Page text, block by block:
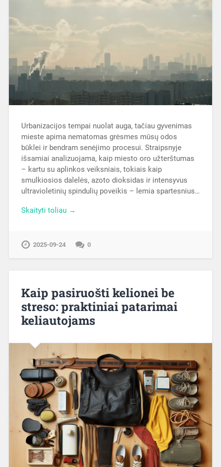
Urbanizacijos tempai nuolat auga, tačiau gyvenimas
mieste apima nematomas grėsmes mūsų odos
būklei ir bendram senėjimo procesui. Straipsnyje
išsamiai analizuojama, kaip miesto oro užterštumas
– kartu su aplinkos veiksniais, tokiais kaip
smulkiosios dalelės, azoto dioksidas ir intensyvus
ultravioletinių spindulių poveikis – lemia spartesnius…
Skaityti toliau →
2025-09-24 0
Kaip pasiruošti kelionei be
streso: praktiniai patarimai
keliautojams